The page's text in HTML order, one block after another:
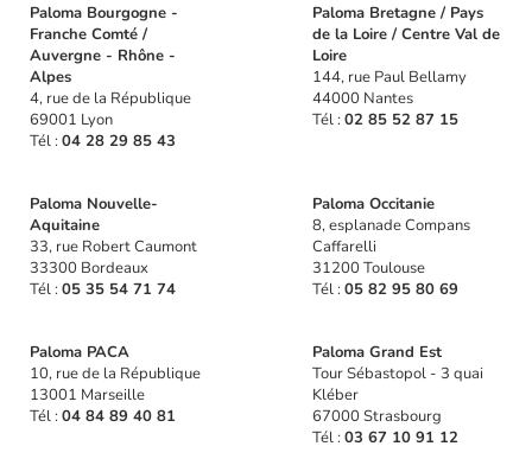
Paloma Bourgogne -
Franche Comté /
Auvergne - Rhône -
Alpes
4, rue de la République
69001 Lyon
Tél : 04 28 29 85 43
Paloma Bretagne / Pays
de la Loire / Centre Val de
Loire
144, rue Paul Bellamy
44000 Nantes
Tél : 02 85 52 87 15
Paloma Nouvelle-
Aquitaine
33, rue Robert Caumont
33300 Bordeaux
Tél : 05 35 54 71 74
Paloma Occitanie
8, esplanade Compans
Caffarelli
31200 Toulouse
Tél : 05 82 95 80 69
Paloma PACA
10, rue de la République
13001 Marseille
Tél : 04 84 89 40 81
Paloma Grand Est
Tour Sébastopol - 3 quai
Kléber
67000 Strasbourg
Tél : 03 67 10 91 12